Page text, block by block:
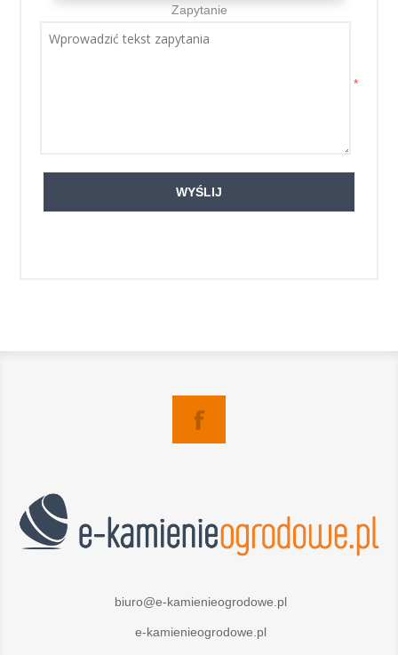
Zapytanie
*
WYŚLIJ
biuro@e-kamienieogrodowe.pl
e-kamienieogrodowe.pl